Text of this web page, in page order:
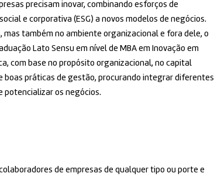
precisam inovar, combinando esforços de
e corporativa (ESG) a novos modelos de negócios.
também no ambiente organizacional e fora dele, o
Lato Sensu em nível de MBA em Inovação em
com base no propósito organizacional, no capital
boas práticas de gestão, procurando integrar diferentes
os negócios.
de empresas de qualquer tipo ou porte e